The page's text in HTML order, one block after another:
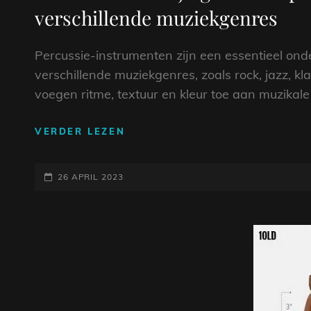
verschillende muziekgenres
Percussie-instrumenten zijn een essentieel
verschillende muziekgenres, zoals rock, jazz,
voegen ritme, textuur en kleur toe aan
VERDER LEZEN
GEPLAATST
26 APRIL 2023